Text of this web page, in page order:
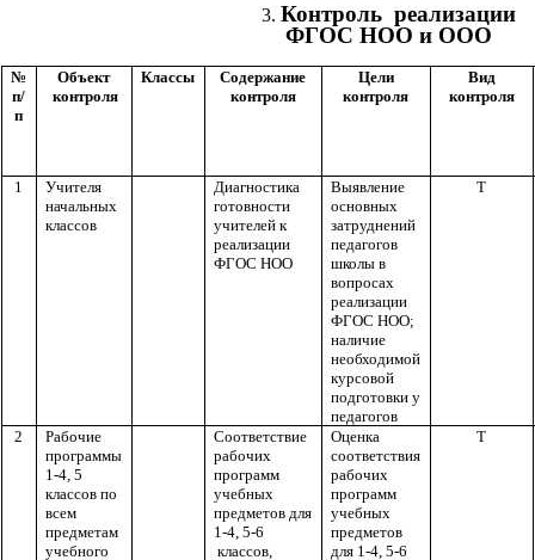
Контроль реализации
ФГОС НОО и ООО
№
п/
п
Объект
контроля
Классы
Содержание
контроля
Цели
контроля
Вид
контроля
1
Учителя
начальных
классов
Диагностика
готовности
учителей к
реализации
ФГОС НОО
Выявление
основных
затруднений
педагогов
школы в
вопросах
реализации
ФГОС НОО;
наличие
необходимой
курсовой
подготовки у
педагогов
Т
2
Рабочие
программы
1-4, 5
классов по
всем
предметам
учебного
Соответствие
рабочих
программ
учебных
предметов для
1-4, 5-6
классов,
Оценка
соответствия
рабочих
программ
учебных
предметов
для 1-4, 5-6
Т